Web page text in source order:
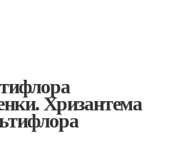
Хризантема